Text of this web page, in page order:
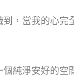
，當我的心
純淨安好的空